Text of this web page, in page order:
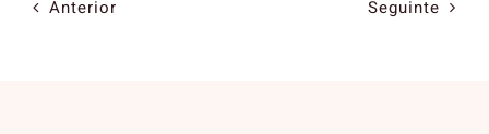
Anterior Seguinte